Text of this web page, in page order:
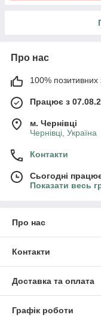
Про нас
100% позитивних
Працює з
м. Чернівці
Чернівці, Україна
Контакти
Сьогодні
Показати весь
Про нас
Контакти
Доставка та оплата
Графік роботи